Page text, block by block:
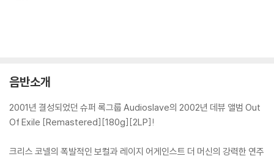
음반소개
2001년 결성되었던 슈퍼 록그룹 Audioslave의 2002년 데뷰 앨범 Out
Of Exile [Remastered][180g][2LP]!
크리스 코넬의 폭발적인 보컬과 레이지 어게인스트 더 머신의 강력한 연주